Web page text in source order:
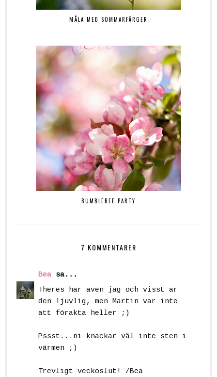
MÅLA MED SOMMARFÄRGER
BUMBLEBEE PARTY
7 KOMMENTARER
Bea sa...
Theres har även jag och visst är
den ljuvlig, men Martin var inte
att förakta heller ;)
Pssst...ni knackar väl inte sten i
värmen ;)
Trevligt veckoslut! /Bea